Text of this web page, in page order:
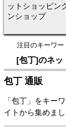
ットショッピン
ンショップ
注目のキーワ
[包丁]のネッ
包丁 通販
「包丁」をキー
イトから集めまし